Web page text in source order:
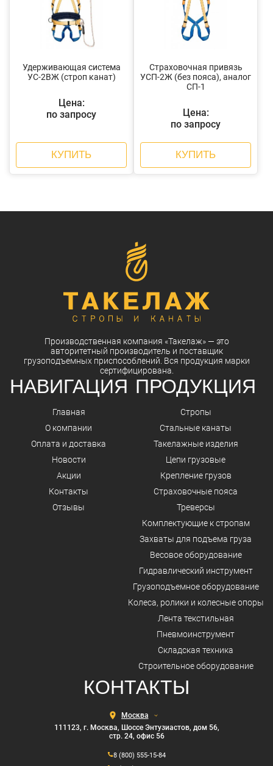
Удерживающая система
УС-2ВЖ (строп канат)
Цена:
по запросу
КУПИТЬ
Страховочная привязь
УСП-2Ж (без пояса), аналог
СП-1
Цена:
по запросу
КУПИТЬ
Производственная компания «Такелаж»— это
авторитетный производитель и поставщик
грузоподъемных приспособлений. Вся продукция марки
сертифицирована.
НАВИГАЦИЯ
Главная
О компании
Оплата и доставка
Новости
Акции
Контакты
Отзывы
ПРОДУКЦИЯ
Стропы
Стальные канаты
Такелажные изделия
Цепи грузовые
Крепление грузов
Страховочные пояса
Треверсы
Комплектующие к стропам
Захваты для подъема груза
Весовое оборудование
Гидравлический инструмент
Грузоподъемное оборудование
Колеса, ролики и колесные опоры
Лента текстильная
Пневмоинструмент
Складская техника
Строительное оборудование
КОНТАКТЫ
Выберите
город
111123, г. Москва, Шоссе Энтузиастов, дом 56,
стр. 24, офис 56
8 (800) 555-15-84